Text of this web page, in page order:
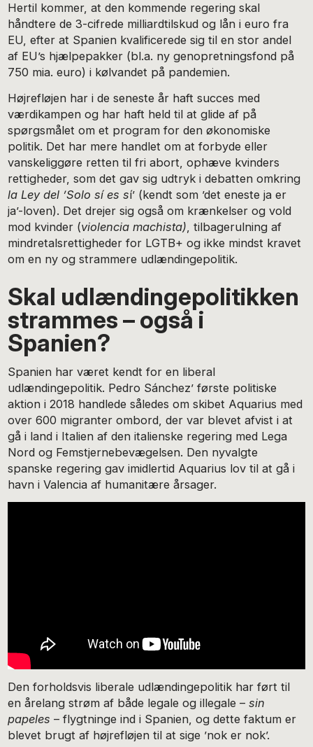
Hertil kommer, at den kommende regering skal
håndtere de 3-cifrede milliardtilskud og lån i euro fra
EU, efter at Spanien kvalificerede sig til en stor andel
af EU’s hjælpepakker (bl.a. ny genopretningsfond på
750 mia. euro) i kølvandet på pandemien.
Højrefløjen har i de seneste år haft succes med
værdikampen og har haft held til at glide af på
spørgsmålet om et program for den økonomiske
politik. Det har mere handlet om at forbyde eller
vanskeliggøre retten til fri abort, ophæve kvinders
rettigheder, som det gav sig udtryk i debatten omkring
la Ley del ’Solo sí es sí’ (kendt som ’det eneste ja er
ja’-loven). Det drejer sig også om krænkelser og vold
mod kvinder (violencia machista), tilbagerulning af
mindretalsrettigheder for LGTB+ og ikke mindst kravet
om en ny og strammere udlændingepolitik.
Skal udlændingepolitikken
strammes – også i
Spanien?
Spanien har været kendt for en liberal
udlændingepolitik. Pedro Sánchez’ første politiske
aktion i 2018 handlede således om skibet Aquarius med
over 600 migranter ombord, der var blevet afvist i at
gå i land i Italien af den italienske regering med Lega
Nord og Femstjernebevægelsen. Den nyvalgte
spanske regering gav imidlertid Aquarius lov til at gå i
havn i Valencia af humanitære årsager.
Den forholdsvis liberale udlændingepolitik har ført til
en årelang strøm af både legale og illegale –sin
papeles – flygtninge ind i Spanien, og dette faktum er
blevet brugt af højrefløjen til at sige ’nok er nok’.